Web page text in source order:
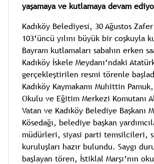
yaşamaya ve kutlamaya devam
Kadıköy Belediyesi, 30 Ağustos Zafer
103’üncü yılını büyük bir coşkuyla
Bayram kutlamaları sabahın erken
Kadıköy İskele Meydanı’ndaki
gerçekleştirilen resmi törenle
Kadıköy Kaymakamı Muhittin
Okulu ve Eğitim Merkezi Komutanı
Vatan ve Kadıköy Belediye Başkanı
Kösedağı, belediye başkan
müdürleri, siyasi parti temsilcileri,
kuruluşları hazır bulundu. Saygı
başlayan tören, İstiklal Marşı’nın